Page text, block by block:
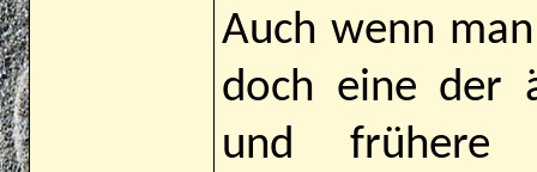
Auch wenn
doch eine der
und frühere